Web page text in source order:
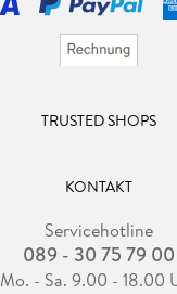
TRUSTED SHOPS
KONTAKT
Servicehotline
089 - 30 75 79 00
Mo. - Sa. 9.00 - 18.00